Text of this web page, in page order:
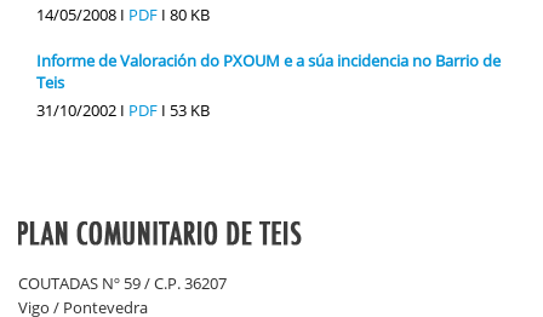
14/05/2008 I PDF I 80 KB
Informe de Valoración do PXOUM e a súa incidencia no Barrio de
Teis
31/10/2002 I PDF I 53 KB
COUTADAS Nº 59 / C.P. 36207
Vigo / Pontevedra